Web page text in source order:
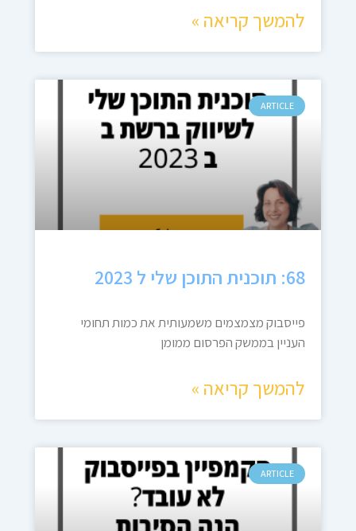
להמשך קריאה »
ARTICLE
68: תוכנית התוכן שלי ל 2023
פייסבוק מצמצמים משמעותית את כמות תחומי
העניין בממשק הפרסום ממומן
להמשך קריאה »
ARTICLE